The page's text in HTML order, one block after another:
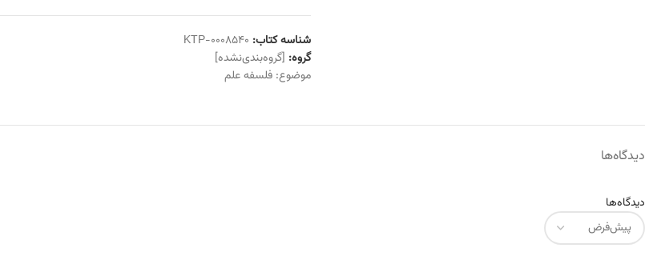
شناسه کتاب: KTP-0008540
گروه: [گروه‌بندی‌نشده]
موضوع:فلسفه علم
دیدگاه‌ها
دیدگاه‌ها